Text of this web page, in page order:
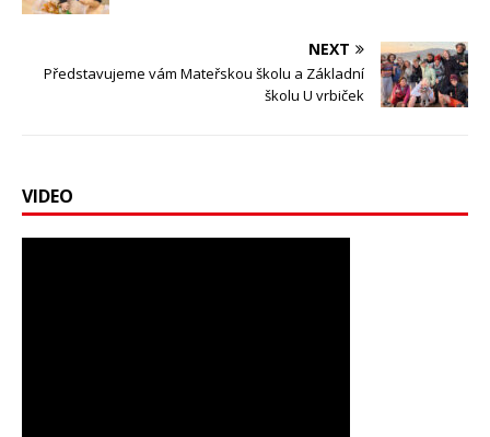
NEXT
Představujeme vám Mateřskou školu a Základní
školu U vrbiček
VIDEO